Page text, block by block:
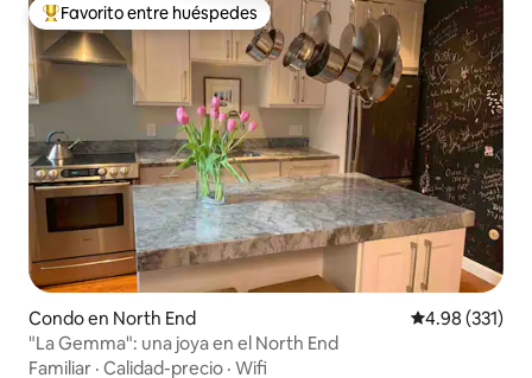
Favorito entre huéspedes preferido
Favorito entre huéspedes
Condo en North End Calificación
4.98 (331)
"La Gemma": una joya en el North End
Familiar · Calidad-precio · Wifi